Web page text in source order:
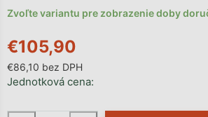
€105,90
€86,10 bez DPH
Jednotková cena:
Zvoľte variantu pre zobrazenie doby